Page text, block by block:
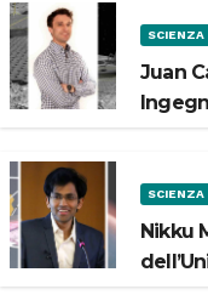
SCIENZA
Juan
SCIENZA
Nikku